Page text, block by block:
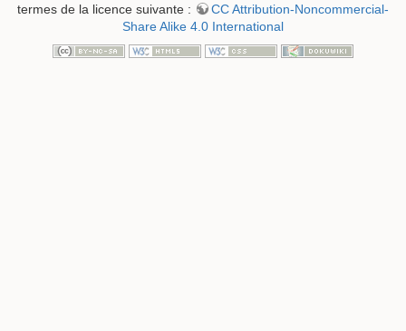
termes de la licence suivante :
CC Attribution-Noncommercial-
Share Alike 4.0 International